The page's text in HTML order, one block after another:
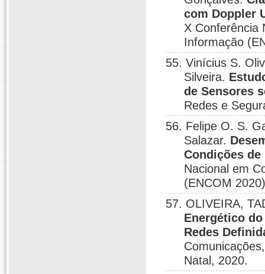
com Doppler
X Conferência
Informação
55. Vinícius S.
Silveira.
de Sensores
Redes e
56. Felipe O. S.
Salazar.
Condições
Nacional em
(ENCOM
57. OLIVEIRA,
Energético
Redes
Natal, 2020.